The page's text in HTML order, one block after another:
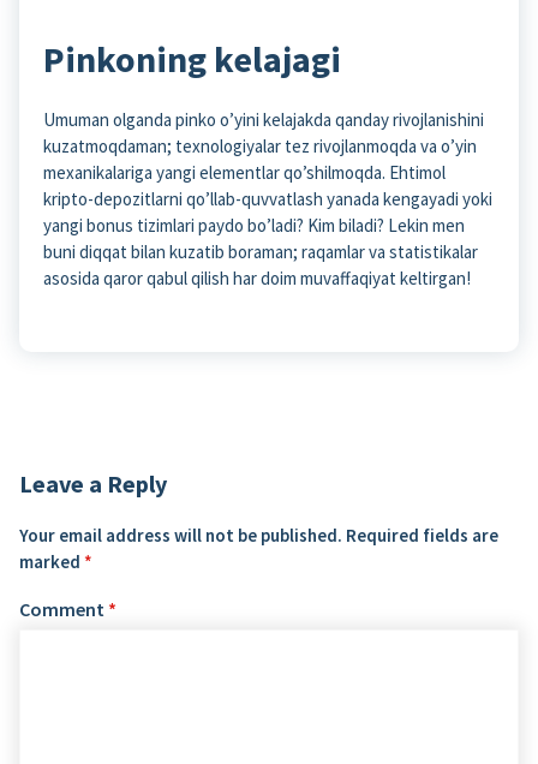
Pinkoning kelajagi
Umuman olganda pinko o’yini kelajakda qanday rivojlanishini
kuzatmoqdaman; texnologiyalar tez rivojlanmoqda va o’yin
mexanikalariga yangi elementlar qo’shilmoqda. Ehtimol
kripto-depozitlarni qo’llab-quvvatlash yanada kengayadi yoki
yangi bonus tizimlari paydo bo’ladi? Kim biladi? Lekin men
buni diqqat bilan kuzatib boraman; raqamlar va statistikalar
asosida qaror qabul qilish har doim muvaffaqiyat keltirgan!
Leave a Reply
Your email address will not be published. Required fields are
marked *
Comment *